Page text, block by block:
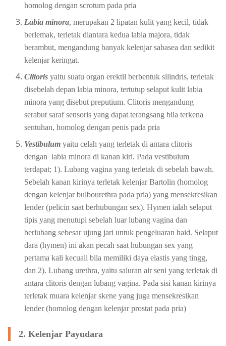
homolog dengan scrotum pada pria
Labia minora, merupakan 2 lipatan kulit yang kecil, tidak
berlemak, terletak diantara kedua labia majora, tidak
berambut, mengandung banyak kelenjar sabasea dan sedikit
kelenjar keringat.
Clitoris yaitu suatu organ erektil berbentuk silindris, terletak
disebelah depan labia minora, tertutup selaput kulit labia
minora yang disebut preputium. Clitoris mengandung
serabut saraf sensoris yang dapat terangsang bila terkena
sentuhan, homolog dengan penis pada pria
Vestibulum yaitu celah yang terletak di antara clitoris
dengan labia minora di kanan kiri. Pada vestibulum
terdapat; 1). Lubang vagina yang terletak di sebelah bawah.
Sebelah kanan kirinya terletak kelenjar Bartolin (homolog
dengan kelenjar bulbourethra pada pria) yang mensekresikan
lender (pelicin saat berhubungan sex). Hymen ialah selaput
tipis yang menutupi sebelah luar lubang vagina dan
berlubang sebesar ujung jari untuk pengeluaran haid. Selaput
dara (hymen) ini akan pecah saat hubungan sex yang
pertama kali kecuali bila memiliki daya elastis yang tingg,
dan 2). Lubang urethra, yaitu saluran air seni yang terletak di
antara clitoris dengan lubang vagina. Pada sisi kanan kirinya
terletak muara kelenjar skene yang juga mensekresikan
lender (homolog dengan kelenjar prostat pada pria)
2. Kelenjar Payudara